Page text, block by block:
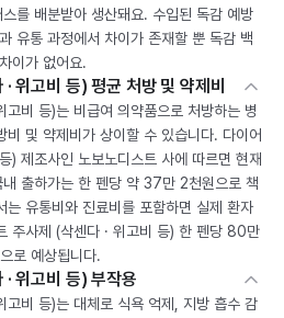
를 배분받아 생산돼요. 수입된 독감 예방
유통 과정에서 차이가 존재할 뿐 독감 백
이가 없어요.
위고비 등) 평균 처방 및 약제비
고비 등)는 비급여 의약품으로 처방하는 병
비 및 약제비가 상이할 수 있습니다. 다이어
) 제조사인 노보노디스트 사에 따르면 현재
출하가는 한 펜당 약 37만 2천원으로 책
는 유통비와 진료비를 포함하면 실제 환자
주사제 (삭센다 · 위고비 등) 한 펜당 80만
로 예상됩니다.
위고비 등) 부작용
고비 등)는 대체로 식욕 억제, 지방 흡수 감